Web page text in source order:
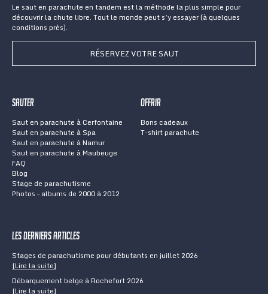
Le saut en parachute en tandem est la méthode la plus simple pour
découvrir la chute libre. Tout le monde peut s’y essayer (à quelques
conditions près).
RÉSERVEZ VOTRE SAUT
Sauter
Saut en parachute à Cerfontaine
Saut en parachute à Spa
Saut en parachute à Namur
Saut en parachute à Maubeuge
FAQ
Blog
Stage de parachutisme
Photos – albums de 2000 à 2012
Offrir
Bons cadeaux
T-shirt parachute
Les derniers articles
Stages de parachutisme pour débutants en juillet 2026
[Lire la suite]
Débarquement belge à Rochefort 2026
[Lire la suite]